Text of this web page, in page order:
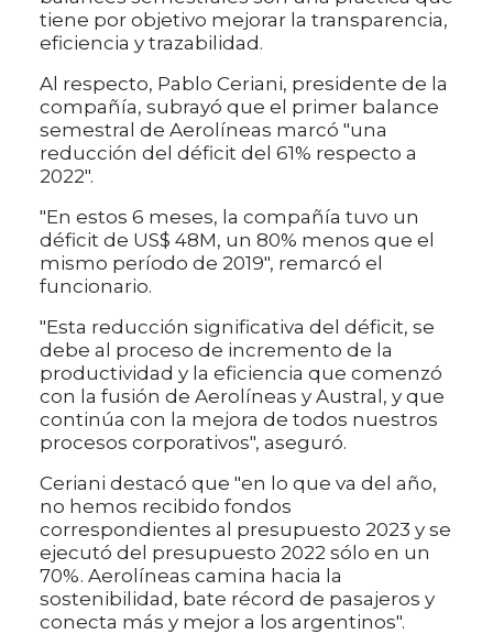
tiene por objetivo mejorar la transparencia,
eficiencia y trazabilidad.
Al respecto, Pablo Ceriani, presidente de la
compañía, subrayó que el primer balance
semestral de Aerolíneas marcó "una
reducción del déficit del 61% respecto a
2022".
"En estos 6 meses, la compañía tuvo un
déficit de US$ 48M, un 80% menos que el
mismo período de 2019", remarcó el
funcionario.
"Esta reducción significativa del déficit, se
debe al proceso de incremento de la
productividad y la eficiencia que comenzó
con la fusión de Aerolíneas y Austral, y que
continúa con la mejora de todos nuestros
procesos corporativos", aseguró.
Ceriani destacó que "en lo que va del año,
no hemos recibido fondos
correspondientes al presupuesto 2023 y se
ejecutó del presupuesto 2022 sólo en un
70%. Aerolíneas camina hacia la
sostenibilidad, bate récord de pasajeros y
conecta más y mejor a los argentinos".